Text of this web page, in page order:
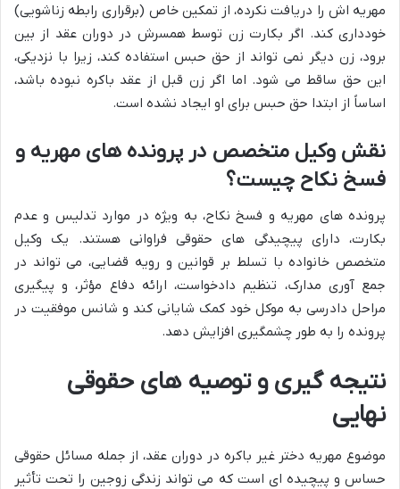
مهریه اش را دریافت نکرده، از تمکین خاص (برقراری رابطه زناشویی)
خودداری کند. اگر بکارت زن توسط همسرش در دوران عقد از بین
برود، زن دیگر نمی تواند از حق حبس استفاده کند، زیرا با نزدیکی،
این حق ساقط می شود. اما اگر زن قبل از عقد باکره نبوده باشد،
اساساً از ابتدا حق حبس برای او ایجاد نشده است.
نقش وکیل متخصص در پرونده های مهریه و
فسخ نکاح چیست؟
پرونده های مهریه و فسخ نکاح، به ویژه در موارد تدلیس و عدم
بکارت، دارای پیچیدگی های حقوقی فراوانی هستند. یک وکیل
متخصص خانواده با تسلط بر قوانین و رویه قضایی، می تواند در
جمع آوری مدارک، تنظیم دادخواست، ارائه دفاع مؤثر، و پیگیری
مراحل دادرسی به موکل خود کمک شایانی کند و شانس موفقیت در
پرونده را به طور چشمگیری افزایش دهد.
نتیجه گیری و توصیه های حقوقی
نهایی
موضوع مهریه دختر غیر باکره در دوران عقد، از جمله مسائل حقوقی
حساس و پیچیده ای است که می تواند زندگی زوجین را تحت تأثیر